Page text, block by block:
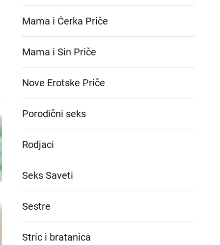
Mama i Ćerka Priče
Mama i Sin Priče
Nove Erotske Priče
Porodični seks
Rodjaci
Seks Saveti
Sestre
Stric i bratanica